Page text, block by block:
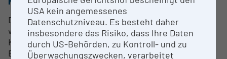
Die EQ-GmbH bietet Zugang zu gut ausgerüsteten
wissenschaftlichen Core Facilities und unterstützt
Kooperationen mit dem VIBT der Universität für
Bodenkultur Wien.
USA kein angemessenes
Datenschutzniveau. Es besteht daher
insbesondere das Risiko, dass Ihre Daten
durch US-Behörden, zu Kontroll- und zu
Überwachungszwecken, verarbeitet